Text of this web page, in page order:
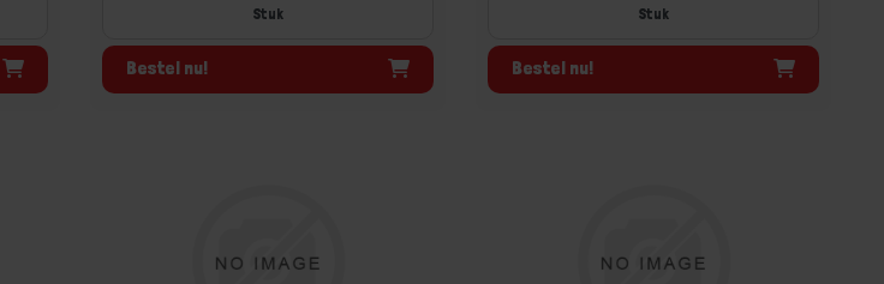
Stuk
Bestel nu!
Stuk
Bestel nu!